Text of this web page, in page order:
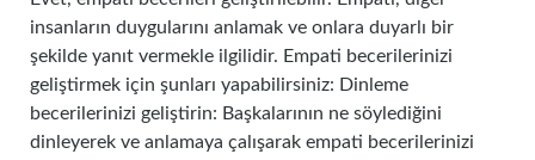
insanların duygularını anlamak ve onlara duyarlı bir
şekilde yanıt vermekle ilgilidir. Empati becerilerinizi
geliştirmek için şunları yapabilirsiniz: Dinleme
becerilerinizi geliştirin: Başkalarının ne söylediğini
dinleyerek ve anlamaya çalışarak empati becerilerinizi